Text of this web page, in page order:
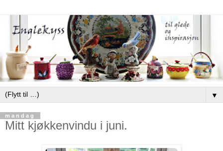
▼
mandag
Mitt kjøkkenvindu i juni.